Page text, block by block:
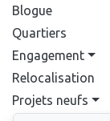
Blogue
Quartiers
Engagement
Relocalisation
Projets neufs